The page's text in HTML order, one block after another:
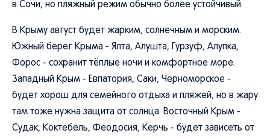
в Сочи, но пляжный режим обычно более устойчивый.
В Крыму август будет жарким, солнечным и морским.
Южный берег Крыма - Ялта, Алушта, Гурзуф, Алупка,
Форос - сохранит тёплые ночи и комфортное море.
Западный Крым - Евпатория, Саки, Черноморское -
будет хорош для семейного отдыха и пляжей, но в жару
там тоже нужна защита от солнца. Восточный Крым -
Судак, Коктебель, Феодосия, Керчь - будет зависеть от